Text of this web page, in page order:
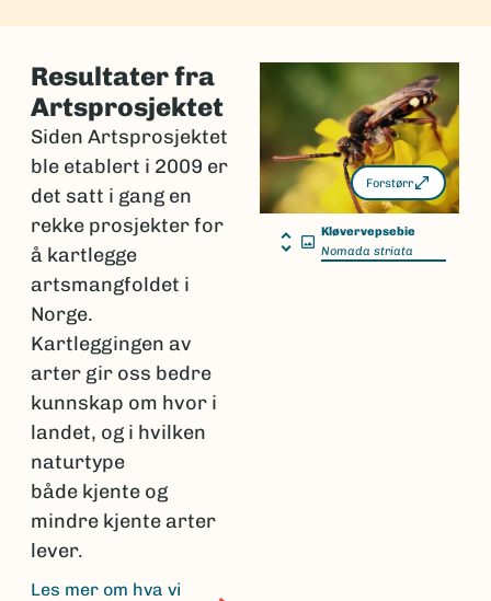
Forstørr
Kløvervepsebie
Nomada striata
Resultater fra
Artsprosjektet
Siden Artsprosjektet
ble etablert i 2009 er
det satt i gang en
rekke prosjekter for
å kartlegge
artsmangfoldet i
Norge.
Kartleggingen av
arter gir oss bedre
kunnskap om hvor i
landet, og i hvilken
naturtype
både kjente og
mindre kjente arter
lever.
Les mer om hva vi